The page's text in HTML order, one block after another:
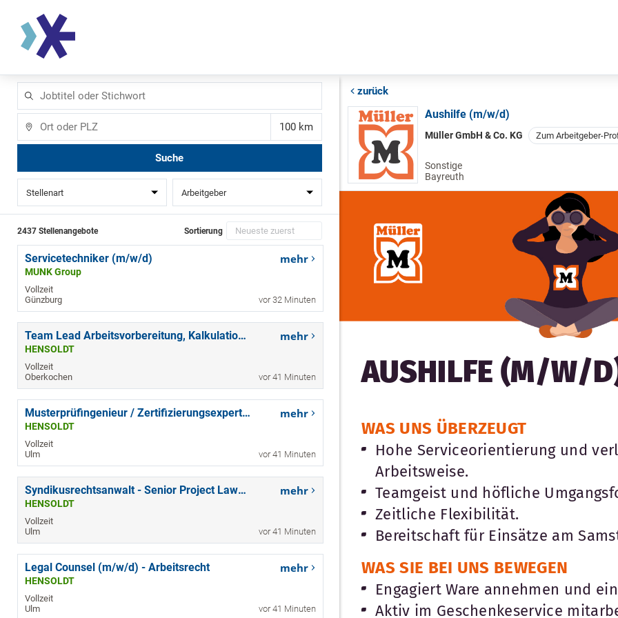
oder
Stichwort
Entfernung
Suche
Stellenart Arbeitgeber
2437 Stellenangebote Sortierung
Servicetechniker (m/w/d)
MUNK Group
Vollzeit
Günzburg
mehr
vor 32 Minuten
Team Lead Arbeitsvorbereitung, Kalkulation und Prüfmittelmanagement (w/m/d)
HENSOLDT
Vollzeit
Oberkochen
mehr
vor 41 Minuten
Musterprüfingenieur / Zertifizierungsexperte für Fighter Radare (w/m/d)
HENSOLDT
Vollzeit
Ulm
mehr
vor 41 Minuten
Syndikusrechtsanwalt - Senior Project Lawyer (w/m/d)
HENSOLDT
Vollzeit
Ulm
mehr
vor 41 Minuten
Legal Counsel (m/w/d) - Arbeitsrecht
HENSOLDT
Vollzeit
Ulm
mehr
vor 41 Minuten
zurück
Aushilfe (m/w/d)
Müller GmbH & Co. KG Zum Arbeitgeber-
Sonstige
Bayreuth